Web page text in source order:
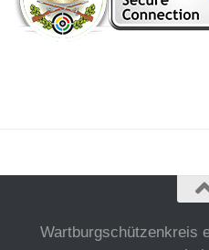
Wartburgschützenkreis